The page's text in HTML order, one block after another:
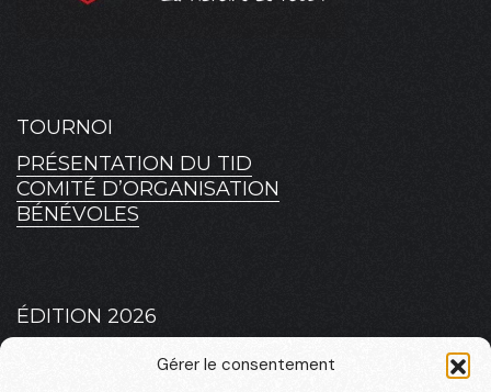
Gérer le consentement
TOURNOI
PRÉSENTATION DU TID
COMITÉ D’ORGANISATION
BÉNÉVOLES
ÉDITION 2026
PLATEAU 2026 – MASCULIN
PLATEAU 2026 – FÉMININ